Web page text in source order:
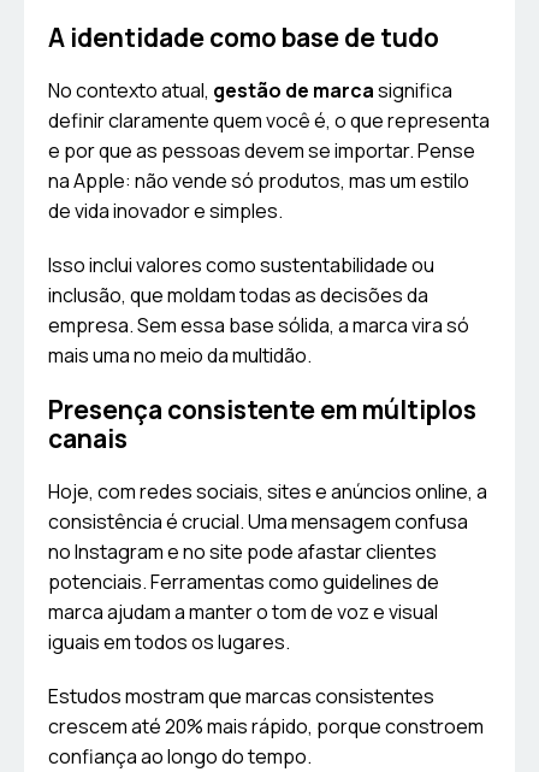
A identidade como base de tudo
No contexto atual, gestão de marcasignifica
definir claramente quem você é, o que representa
e por que as pessoas devem se importar. Pense
na Apple: não vende só produtos, mas um estilo
de vida inovador e simples.
Isso inclui valores como sustentabilidade ou
inclusão, que moldam todas as decisões da
empresa. Sem essa base sólida, a marca vira só
mais uma no meio da multidão.
Presença consistente em múltiplos
canais
Hoje, com redes sociais, sites e anúncios online, a
consistência é crucial. Uma mensagem confusa
no Instagram e no site pode afastar clientes
potenciais. Ferramentas como guidelines de
marca ajudam a manter o tom de voz e visual
iguais em todos os lugares.
Estudos mostram que marcas consistentes
crescem até 20% mais rápido, porque constroem
confiança ao longo do tempo.